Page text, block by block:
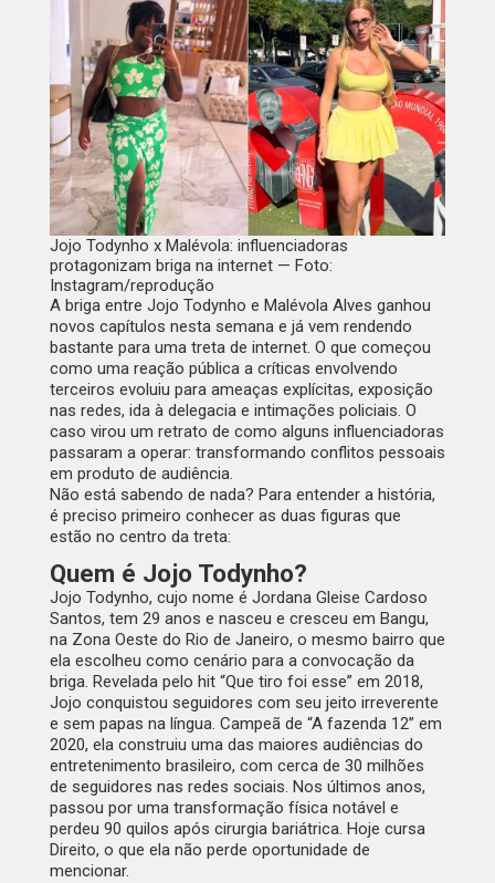
Jojo Todynho x Malévola: influenciadoras
protagonizam briga na internet — Foto:
Instagram/reprodução
A briga entre Jojo Todynho e Malévola Alves ganhou
novos capítulos nesta semana e já vem rendendo
bastante para uma treta de internet. O que começou
como uma reação pública a críticas envolvendo
terceiros evoluiu para ameaças explícitas, exposição
nas redes, ida à delegacia e intimações policiais. O
caso virou um retrato de como alguns influenciadoras
passaram a operar: transformando conflitos pessoais
em produto de audiência.
Não está sabendo de nada? Para entender a história,
é preciso primeiro conhecer as duas figuras que
estão no centro da treta:
Quem é Jojo Todynho?
Jojo Todynho, cujo nome é Jordana Gleise Cardoso
Santos, tem 29 anos e nasceu e cresceu em Bangu,
na Zona Oeste do Rio de Janeiro, o mesmo bairro que
ela escolheu como cenário para a convocação da
briga. Revelada pelo hit “Que tiro foi esse” em 2018,
Jojo conquistou seguidores com seu jeito irreverente
e sem papas na língua. Campeã de “A fazenda 12” em
2020, ela construiu uma das maiores audiências do
entretenimento brasileiro, com cerca de 30 milhões
de seguidores nas redes sociais. Nos últimos anos,
passou por uma transformação física notável e
perdeu 90 quilos após cirurgia bariátrica. Hoje cursa
Direito, o que ela não perde oportunidade de
mencionar.